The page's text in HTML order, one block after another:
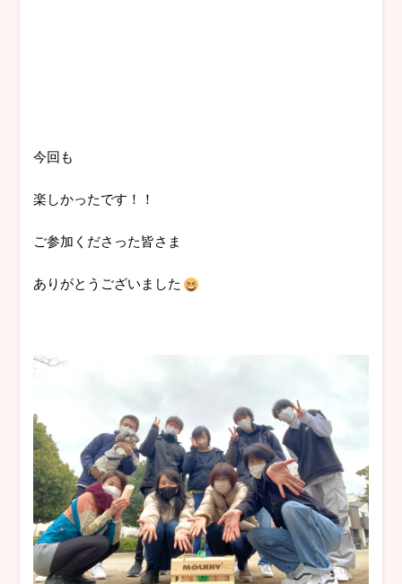
今回も
楽しかったです！！
ご参加くださった皆さま
ありがとうございました